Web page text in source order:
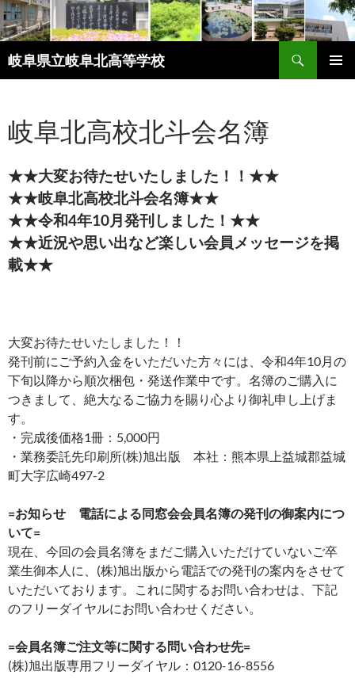
岐阜県立岐阜北高等学校
索
ン
ツ
ス
キ
ッ
プ
岐阜北高校北斗会名簿
★★大変お待たせいたしました！！★★
★★岐阜北高校北斗会名簿★★
★★令和4年10月発刊しました！★★
★★近況や思い出など楽しい会員メッセージを掲
載★★
大変お待たせいたしました！！
発刊前にご予約入金をいただいた方々には、令和4年10月の
下旬以降から順次梱包・発送作業中です。名簿のご購入に
つきまして、絶大なるご協力を賜り心より御礼申し上げま
す。
・完成後価格1冊：5,000円
・業務委託先印刷所(株)旭出版 本社：熊本県上益城郡益城
町大字広崎497-2
=お知らせ 電話による同窓会会員名簿の発刊の御案内につ
いて=
現在、今回の会員名簿をまだご購入いただけていないご卒
業生御本人に、(株)旭出版から電話での発刊の案内をさせて
いただいております。これに関するお問い合わせは、下記
のフリーダイヤルにお問い合わせください。
=会員名簿ご注文等に関する問い合わせ先=
(株)旭出版専用フリーダイヤル：0120-16-8556